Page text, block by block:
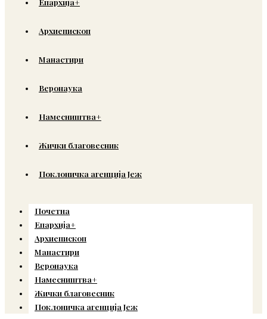
Архиепископ
Манастири
Веронаука
Намесништва+
Жички благовесник
Поклоничка агенција Јеж
Почетна
Епархија+
Архиепископ
Манастири
Веронаука
Намесништва+
Жички благовесник
Поклоничка агенција Јеж